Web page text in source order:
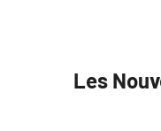
Les